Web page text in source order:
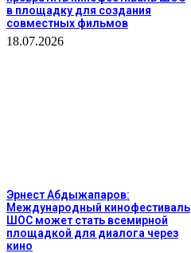
в площадку для создания
совместных фильмов
18.07.2026
Эрнест Абдыжапаров:
Международный кинофестиваль
ШОС может стать всемирной
площадкой для диалога через
кино